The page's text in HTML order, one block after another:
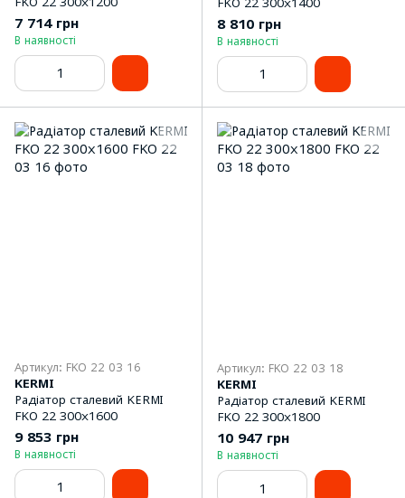
7 714 грн
В наявності
8 810 грн
В наявності
Артикул: FKO 22 03 16
KERMI
Радіатор сталевий KERMI
FKO 22 300x1600
9 853 грн
В наявності
Артикул: FKO 22 03 18
KERMI
Радіатор сталевий KERMI
FKO 22 300x1800
10 947 грн
В наявності